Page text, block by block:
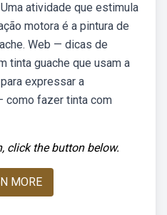
atividade que estimula
motora é a pintura de
Web — dicas de
tinta guache que usam a
expressar a
como fazer tinta com
click the button below.
MORE